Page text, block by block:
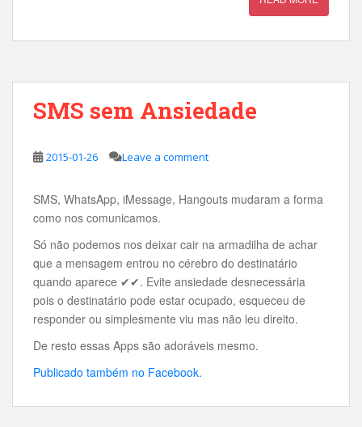
SMS sem Ansiedade
2015-01-26 Leave a comment
SMS, WhatsApp, iMessage, Hangouts mudaram a forma
como nos comunicamos.
Só não podemos nos deixar cair na armadilha de achar
que a mensagem entrou no cérebro do destinatário
quando aparece ✔✔. Evite ansiedade desnecessária
pois o destinatário pode estar ocupado, esqueceu de
responder ou simplesmente viu mas não leu direito.
De resto essas Apps são adoráveis mesmo.
Publicado também no Facebook.